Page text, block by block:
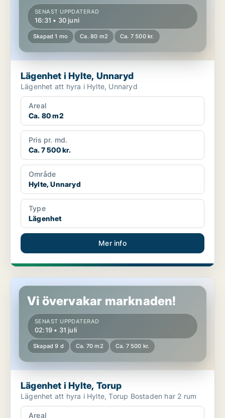
SENAST UPPDATERAD
16:31 • 30 juni
Skapad 1 mo Ca. 80 m2 Ca. 7 500 kr.
Lägenhet i Hylte, Unnaryd
Lägenhet att hyra i Hylte, Unnaryd
Areal
Ca. 80 m2
Pris pr. md.
Ca. 7 500 kr.
Område
Hylte, Unnaryd
Type
Lägenhet
Mer info
Lägenhet i Hylte, Torup
Vi övervakar marknaden!
SENAST UPPDATERAD
02:19 • 31 juli
Skapad 9 d Ca. 70 m2 Ca. 7 500 kr.
Lägenhet i Hylte, Torup
Lägenhet att hyra i Hylte, Torup Bostaden har 2 rum
Areal